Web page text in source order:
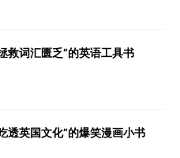
救词汇匮乏”的英语工具书
透英国文化”的爆笑漫画小书